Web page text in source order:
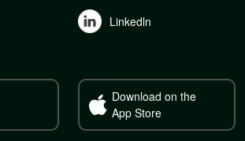
Linkedln
Download on the
App Store